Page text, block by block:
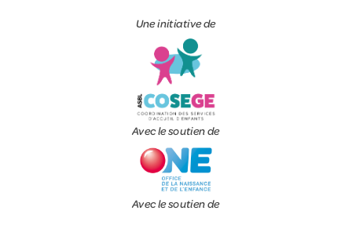
Une initiative de
Avec le soutien de
Avec le soutien de